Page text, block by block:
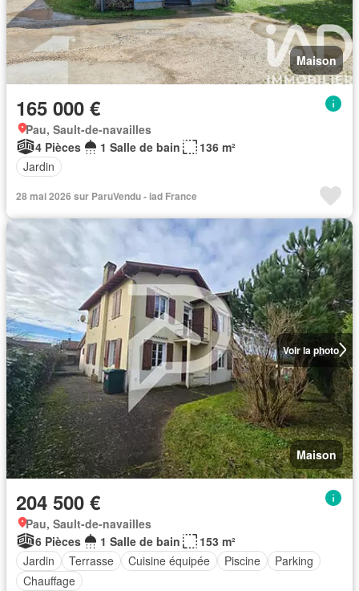
Maison
165 000 €
Pau, Sault-de-navailles
4 Pièces
1 Salle de bain
136 m²
Jardin
28 mai 2026 sur ParuVendu - iad France
Voir la photo
Maison
204 500 €
Pau, Sault-de-navailles
6 Pièces
1 Salle de bain
153 m²
Jardin
Terrasse Cuisine équipée Piscine
Parking
Chauffage